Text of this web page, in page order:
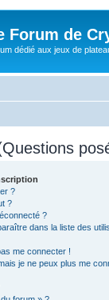
Forum de
dédié aux jeux de
?
?
?
dans la liste des
me connecter !
je ne peux plus me